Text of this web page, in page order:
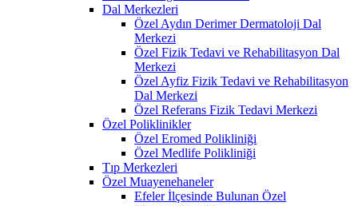
Dal Merkezleri
Özel Aydın Derimer Dermatoloji Dal
Merkezi
Özel Fizik Tedavi ve Rehabilitasyon Dal
Merkezi
Özel Ayfiz Fizik Tedavi ve Rehabilitasyon
Dal Merkezi
Özel Referans Fizik Tedavi Merkezi
Özel Poliklinikler
Özel Eromed Polikliniği
Özel Medlife Polikliniği
Tıp Merkezleri
Özel Muayenehaneler
Efeler İlçesinde Bulunan Özel